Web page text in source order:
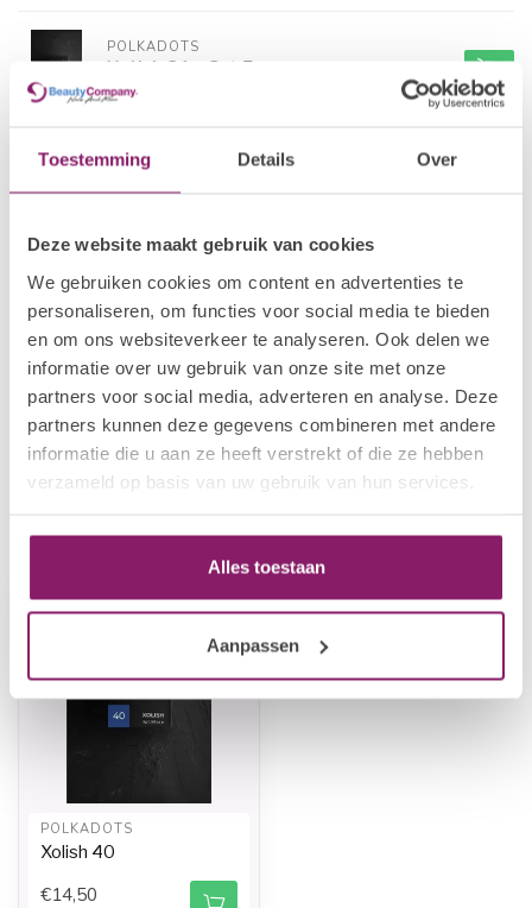
Toestemming Details Over
Deze website maakt gebruik van cookies
We gebruiken cookies om content en advertenties te
personaliseren, om functies voor social media te bieden
en om ons websiteverkeer te analyseren. Ook delen we
informatie over uw gebruik van onze site met onze
partners voor social media, adverteren en analyse. Deze
partners kunnen deze gegevens combineren met andere
informatie die u aan ze heeft verstrekt of die ze hebben
verzameld op basis van uw gebruik van hun services.
Alles toestaan
Aanpassen
POLKADOTS
Xolish 31 - Cat Eye
Niet op voorraad
POLKADOTS
POLKADOTS
Xolish 33
Op voorraad
€14,50
POLKADOTS
Xolish 34
Op voorraad
€14,50
Recent bekeken
POLKADOTS
Xolish 40
€14,50